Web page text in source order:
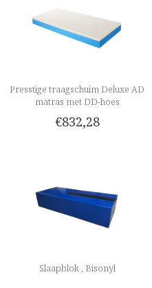
Presstige traagschuim Deluxe AD
matras met DD-hoes
€832,28
Slaapblok , Bisonyl